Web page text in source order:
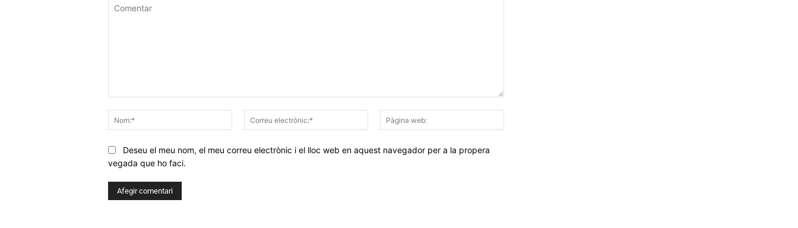
Nom:*
Correu
electrònic:*
web:
Deseu el meu nom, el meu correu electrònic i el lloc web en aquest navegador per a la propera
vegada que ho faci.